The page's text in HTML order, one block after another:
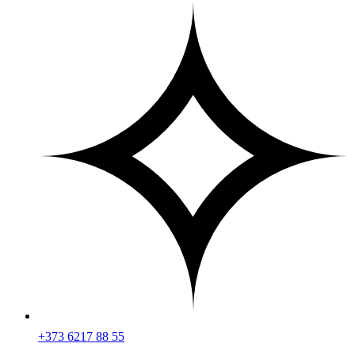
+373 6217 88 55